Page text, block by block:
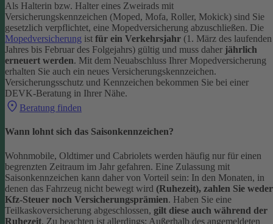
Als Halterin bzw. Halter eines Zweirads mit
Versicherungskennzeichen (Moped, Mofa, Roller, Mokick) sind Sie
gesetzlich verpflichtet, eine Mopedversicherung abzuschließen. Die
Mopedversicherung ist für ein Verkehrsjahr (1. März des laufenden
Jahres bis Februar des Folgejahrs) gültig und muss daher jährlich
erneuert werden. Mit dem Neuabschluss Ihrer Mopedversicherung
erhalten Sie auch ein neues Versicherungskennzeichen.
Versicherungsschutz und Kennzeichen bekommen Sie bei einer
DEVK-Beratung in Ihrer Nähe.
Beratung finden
Wann lohnt sich das Saisonkennzeichen?
Wohnmobile, Oldtimer und Cabriolets werden häufig nur für einen
begrenzten Zeitraum im Jahr gefahren. Eine Zulassung mit
Saisonkennzeichen kann daher von Vorteil sein: In den Monaten, in
denen das Fahrzeug nicht bewegt wird (Ruhezeit), zahlen Sie weder
Kfz-Steuer noch Versicherungsprämien. Haben Sie eine
Teilkaskoversicherung abgeschlossen, gilt diese auch während der
Ruhezeit. Zu beachten ist allerdings: Außerhalb des angemeldeten